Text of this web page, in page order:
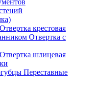
Отвертка крестовая
Отвертка с
Отвертка шлицевая
Переставные